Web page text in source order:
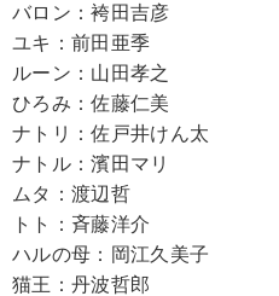
バロン：袴田吉彦
ユキ：前田亜季
ルーン：山田孝之
ひろみ：佐藤仁美
ナトリ：佐戸井けん太
ナトル：濱田マリ
ムタ：渡辺哲
トト：斉藤洋介
ハルの母：岡江久美子
猫王：丹波哲郎